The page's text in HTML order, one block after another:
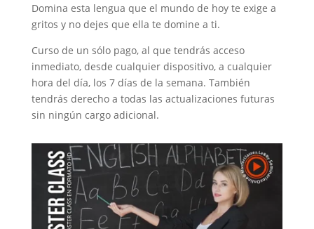
Domina esta lengua que el mundo de hoy te exige a
gritos y no dejes que ella te domine a ti.
Curso de un sólo pago, al que tendrás acceso
inmediato, desde cualquier dispositivo, a cualquier
hora del día, los 7 días de la semana. También
tendrás derecho a todas las actualizaciones futuras
sin ningún cargo adicional.